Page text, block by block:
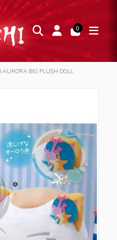
0
BIG PLUSH DOLL